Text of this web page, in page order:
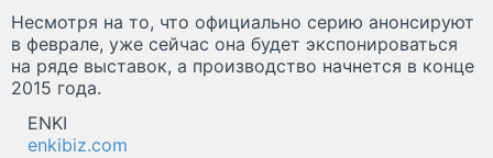
Несмотря на то, что официально серию анонсируют
в феврале, уже сейчас она будет экспонироваться
на ряде выставок, а производство начнется в конце
2015 года.
ENKI
enkibiz.com